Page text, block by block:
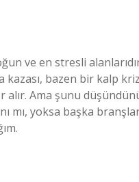
ve en stresli
bazen bir kalp
Ama şunu
mı, yoksa başka